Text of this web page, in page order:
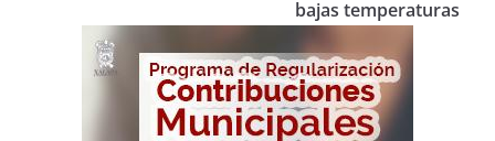
bajas temperaturas